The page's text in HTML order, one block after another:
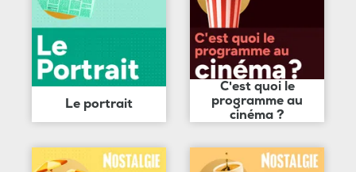
Le portrait
C'est quoi le
programme au
cinéma ?